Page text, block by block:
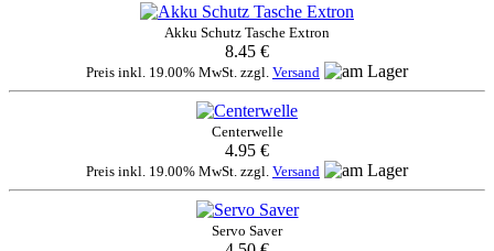
Akku Schutz Tasche Extron
8.45 €
Preis inkl. 19.00% MwSt. zzgl. Versand
Centerwelle
4.95 €
Preis inkl. 19.00% MwSt. zzgl. Versand
Servo Saver